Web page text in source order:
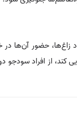
زاغ‌ها، حضور آن‌ها در
از افراد سودجو